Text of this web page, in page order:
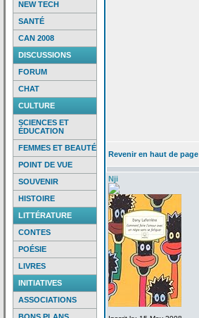
NEW TECH
SANTÉ
CAN 2008
DISCUSSIONS
FORUM
CHAT
CULTURE
SCIENCES ET
ÉDUCATION
FEMMES ET BEAUTÉ
POINT DE VUE
SOUVENIR
HISTOIRE
LITTÉRATURE
CONTES
POÉSIE
LIVRES
INITIATIVES
ASSOCIATIONS
Revenir en haut de page
Nji